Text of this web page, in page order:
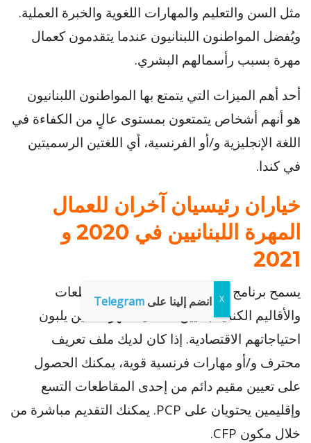
مثل السن والتعليم والمهارات اللغوية والخبرة العملية.
ويُفضل المواطنون اللبنانيون عندما يتقدمون كعمال
مهرة بسبب رأسمالهم البشري.
أحد أهم الميزات التي يتمتع بها المواطنون اللبنانيون
هو أنهم أشخاص يتمتعون بمستوى عالٍ من الكفاءة في
اللغة الإنجليزية و/أو الفرنسية، أي اللغتين الرسميتين
في كندا.
خياران رئيسيان آخران للعمال
المهرة اللبنانيين في 2020 و
2021
يسمح برنامج المرشحين الإقليميين للمقاطعات
والأقاليم الكندية بتعيين العمال المهرة الذين يلبون
احتياجاتهم الاقتصادية. إذا كان لديك ملف تعريف
محترف و/أو مهارات فرنسية قوية، يمكنك الحصول
على تعيين مقيم دائم من إحدى المقاطعات التسع
وإقليمين يحتويان على PCP. يمكنك التقديم مباشرة من
خلال مكون CFP.
انضم إلينا على Telegram